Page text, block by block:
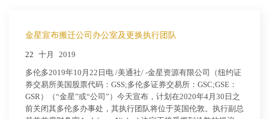
金星宣布搬迁公司办公室及更换执行团队
22 十月 2019
多伦多2019年10月22日电 /美通社/ -金星资源有限公司（纽约证
券交易所美国股票代码：GSS;多伦多证券交易所：GSC;GSE：
GSR）（“金星”或“公司”）今天宣布，计划在2020年4月30日之
前关闭其多伦多办事处，其执行团队将位于英国伦敦。执行副总